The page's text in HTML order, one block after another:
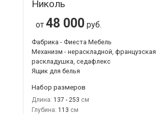
Николь
от 48 000 руб.
Фабрика - Фиеста Мебель
Механизм - нераскладной, французская
раскладушка, седафлекс
Ящик для белья
Набор размеров
Длина: 137 - 253
Глубина: 113